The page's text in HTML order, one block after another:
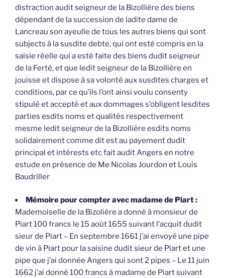
distraction audit seigneur de la Bizollière des biens
dépendant de la succession de ladite dame de
Lancreau son ayeulle de tous les autres biens qui sont
subjects à la susdite debte, qui ont esté compris en la
saisie réelle qui a esté faite des biens dudit seigneur
de la Ferté, et que ledit seigneur de la Bizollière en
jouisse et dispose à sa volonté aux susdites charges et
conditions, par ce qu’ils l’ont ainsi voulu consenty
stipulé et accepté et aux dommages s’obligent lesdites
parties esdits noms et qualités respectivement
mesme ledit seigneur de la Bizollière esdits noms
solidairement comme dit est au payement dudit
principal et intérests etc fait audit Angers en notre
estude en présence de Me Nicolas Jourdon et Louis
Baudriller
Mémoire pour compter avec madame de Piart :
Mademoiselle de la Bizolière a donné à monsieur de
Piart 100 francs le 15 août 1655 suivant l’acquit dudit
sieur de Piart – En septembre 1661 j’ai envoyé une pipe
de vin à Piart pour la saisine dudit sieur de Piart et une
pipe que j’ai donnée Angers qui sont 2 pipes – Le 11 juin
1662 j’ai donné 100 francs à madame de Piart suivant